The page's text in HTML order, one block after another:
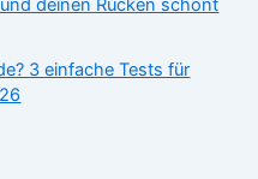
deinen Rücken schont
3 einfache Tests für